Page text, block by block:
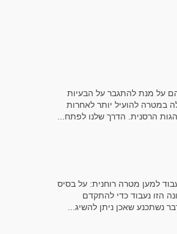
על מנת להתגבר על הבעיות
במטרה להועיל יותר לאחרות
הרסנית. הדרך שלנו לפתח...
למען מטרה רוחנית: על בסיס
הזו נעבוד כדי להתקדם
נשתכנע שאכן ניתן להשיג...